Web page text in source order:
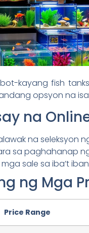
kayang fish
opsyon na
na
na seleksyon
sa paghahanap
sale sa iba’t
ng Mga
Price Range